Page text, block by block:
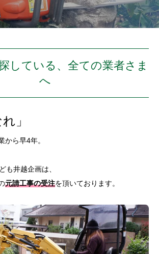
している、全ての業者さま
へ
」
から早4年。
も井越企画は、
元請工事の受注を頂いております。